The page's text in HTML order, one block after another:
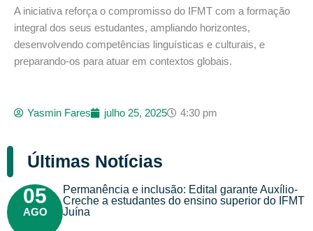
A iniciativa reforça o compromisso do IFMT com a formação
integral dos seus estudantes, ampliando horizontes,
desenvolvendo competências linguísticas e culturais, e
preparando-os para atuar em contextos globais.
Yasmin Fares julho 25, 2025 4:30 pm
Últimas Notícias
05
AGO
Permanência e inclusão: Edital garante Auxílio-
Creche a estudantes do ensino superior do IFMT
Juína